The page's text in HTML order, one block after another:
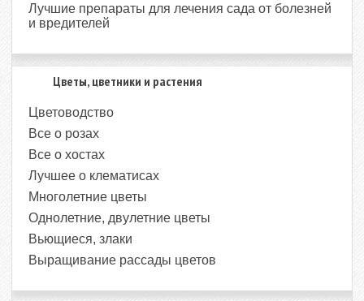
Лучшие препараты для лечения сада от болезней
и вредителей
Цветы, цветники и растения
Цветоводство
Все о розах
Все о хостах
Лучшее о клематисах
Многолетние цветы
Однолетние, двулетние цветы
Вьющиеся, злаки
Выращивание рассады цветов